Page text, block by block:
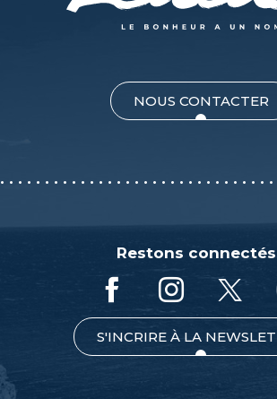
NOUS CONTACTER
Restons connectés
S'INCRIRE À LA